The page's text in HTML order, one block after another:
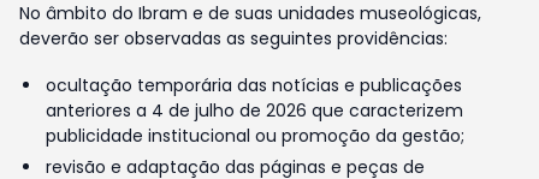
No âmbito do Ibram e de suas unidades museológicas,
deverão ser observadas as seguintes providências:
ocultação temporária das notícias e publicações
anteriores a 4 de julho de 2026 que caracterizem
publicidade institucional ou promoção da gestão;
revisão e adaptação das páginas e peças de